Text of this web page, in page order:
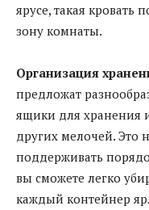
ярусе, такая кровать
зону комнаты.
Организация
предложат
ящики для хранения
других мелочей. Это
поддерживать
вы сможете легко
каждый контейнер